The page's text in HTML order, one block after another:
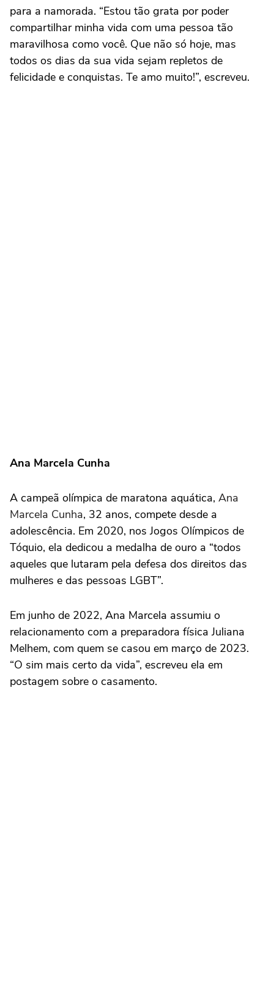
para a namorada. “Estou tão grata por poder
compartilhar minha vida com uma pessoa tão
maravilhosa como você. Que não só hoje, mas
todos os dias da sua vida sejam repletos de
felicidade e conquistas. Te amo muito!”, escreveu.
Ana Marcela Cunha
A campeã olímpica de maratona aquática, Ana
Marcela Cunha, 32 anos, compete desde a
adolescência. Em 2020, nos Jogos Olímpicos de
Tóquio, ela dedicou a medalha de ouro a “todos
aqueles que lutaram pela defesa dos direitos das
mulheres e das pessoas LGBT”.
Em junho de 2022, Ana Marcela assumiu o
relacionamento com a preparadora física Juliana
Melhem, com quem se casou em março de 2023.
“O sim mais certo da vida”, escreveu ela em
postagem sobre o casamento.